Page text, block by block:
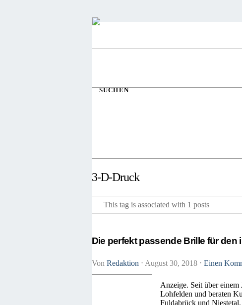
SUCHEN
3-D-Druck
This tag is associated with 1 posts
Die perfekt passende Brille für den
Von Redaktion ⋅ August 30, 2018 ⋅ Einen
Anzeige. Seit über
Lohfelden und beraten
Fuldabrück und